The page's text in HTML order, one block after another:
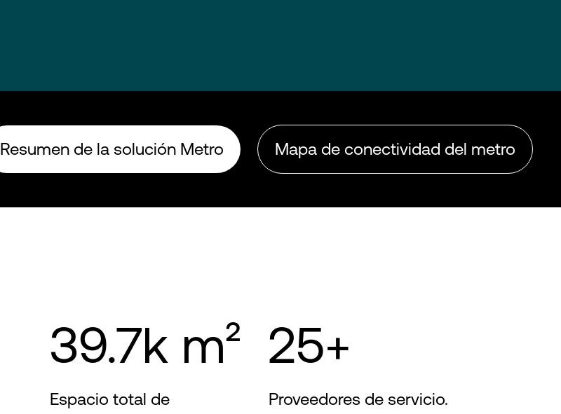
Resumen de la solución Metro Mapa de conectividad del metro
39.7k m²
Espacio total de
25+
Proveedores de servicio.